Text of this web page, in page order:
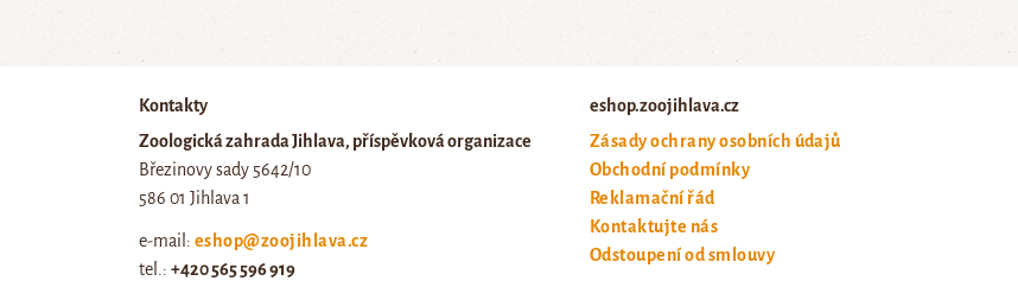
Kontakty
Zoologická zahrada Jihlava, příspěvková organizace
Březinovy sady 5642/10
586 01 Jihlava 1
e-mail: eshop@zoojihlava.cz
tel.: +420 565 596 919
eshop.zoojihlava.cz
Zásady ochrany osobních údajů
Obchodní podmínky
Reklamační řád
Kontaktujte nás
Odstoupení od smlouvy